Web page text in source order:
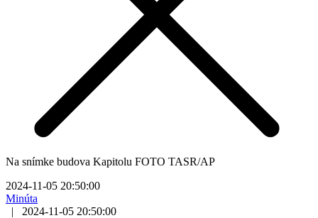
Na snímke budova Kapitolu FOTO TASR/AP
2024-11-05 20:50:00
Minúta
|
2024-11-05 20:50:00